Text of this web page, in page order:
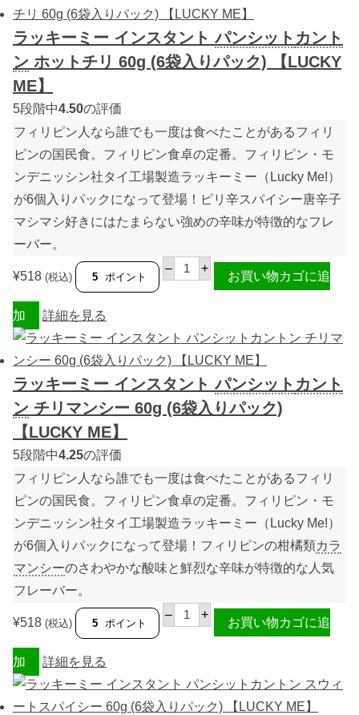
ッ
ク
)
【
L
M
E
】
個
ス
タ
ン
ト
パ
カ
ン
ト
ン
カ
ラ
ン
6
入
り
パ
ッ
ク
)
【
Y
M
E
】
個
ラッキーミー インスタントパンシット カント
ン ホットチリ 60g (6袋入りパック) 【LUCKY
ME】
5段階中4.50の評価
フィリピン人なら誰でも一度は食べたことがあるフィリ
ピンの国民食。フィリピン食卓の定番。フィリピン・モ
ンデニッシン社タイ工場製造ラッキーミー（Lucky Me!）
が6個入りパックになって登場！ピリ辛スパイシー唐辛子
マシマシ好きにはたまらない強めの辛味が特徴的なフレ
ーバー。
¥518 (税込) 5 ポイント
–ラ
ッ
イ
ン
ス
タ
ン
ト
パ
カ
ン
ト
ン
ホ
ッ
チ
0
り
ッ
+
お買い物カゴに追
加 詳細を見る
ラッキーミー インスタントパンシット カント
ン チリマンシー 60g (6袋入りパック)
【LUCKY ME】
5段階中4.25の評価
フィリピン人なら誰でも一度は食べたことがあるフィリ
ピンの国民食。フィリピン食卓の定番。フィリピン・モ
ンデニッシン社タイ工場製造ラッキーミー（Lucky Me!）
が6個入りパックになって登場！フィリピンの柑橘類カラ
マンシーのさわやかな酸味と鮮烈な辛味が特徴的な人気
フレーバー。
¥518 (税込) 5 ポイント
–ラ
ッ
イ
ス
+
お買い物カゴに追
加 詳細を見る